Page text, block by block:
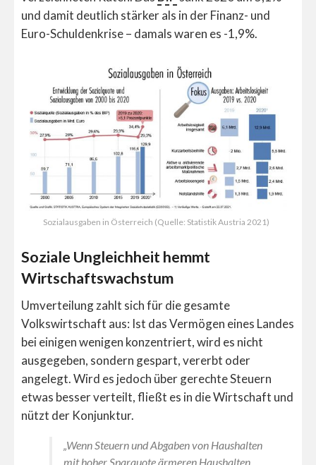
und damit deutlich stärker als in der Finanz- und
Euro-Schuldenkrise – damals waren es -1,9%.
Sozialausgaben in Österreich (Quelle: Statistik Austria 2021)
Soziale Ungleichheit hemmt
Wirtschaftswachstum
Umverteilung zahlt sich für die gesamte
Volkswirtschaft aus: Ist das Vermögen eines Landes
bei einigen wenigen konzentriert, wird es nicht
ausgegeben, sondern gespart, vererbt oder
angelegt. Wird es jedoch über gerechte Steuern
etwas besser verteilt, fließt es in die Wirtschaft und
nützt der Konjunktur.
„Wenn Steuern und Abgaben von Haushalten
mit hoher Sparquote ärmeren Haushalten